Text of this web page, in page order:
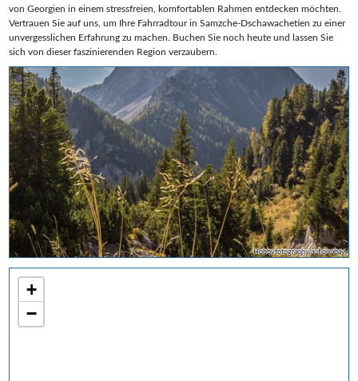
Hobbyfotography auf pixabay
+
−
von Georgien in einem stressfreien, komfortablen Rahmen entdecken möchten.
Vertrauen Sie auf uns, um Ihre Fahrradtour in Samzche-Dschawachetien zu einer
unvergesslichen Erfahrung zu machen. Buchen Sie noch heute und lassen Sie
sich von dieser faszinierenden Region verzaubern.